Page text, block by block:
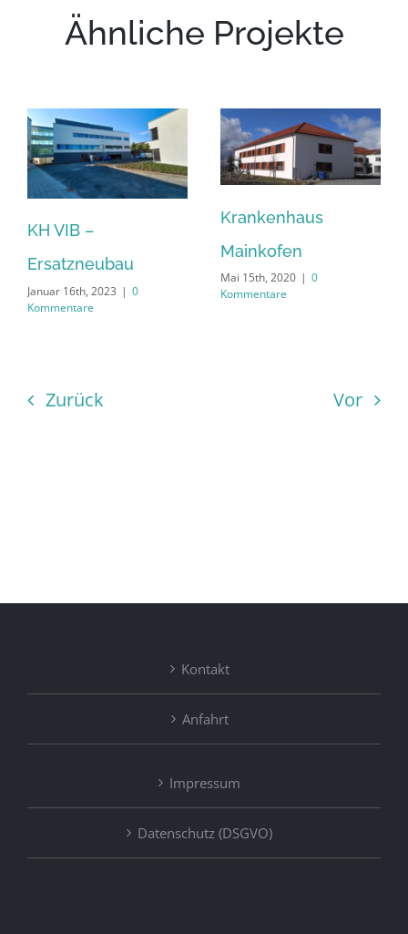
Ähnliche Projekte
KH VIB –
Ersatzneubau
Januar 16th, 2023 | 0
Kommentare
Krankenhaus
Mainkofen
Mai 15th, 2020 | 0
Kommentare
Zurück Vor
Kontakt
Anfahrt
Impressum
Datenschutz (DSGVO)